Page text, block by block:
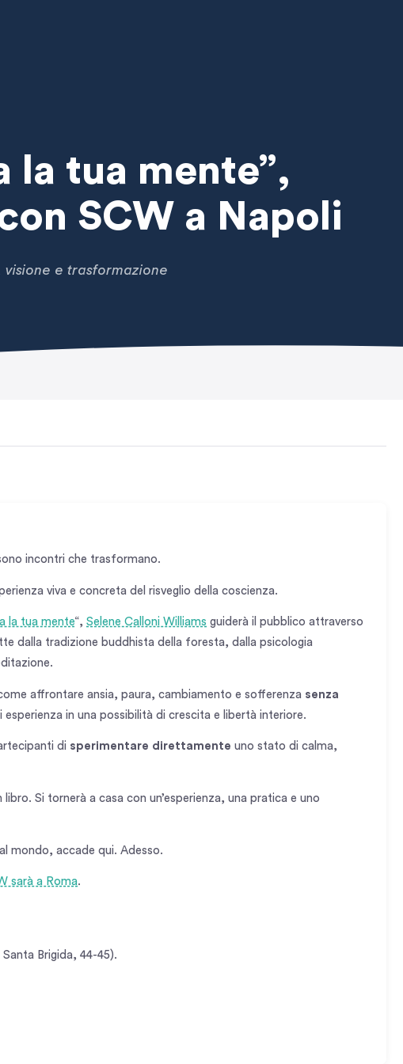
la tua mente”,
SCW a Napoli
e trasformazione
incontri che trasformano.
viva e concreta del risveglio della coscienza.
la tua mente“, Selene Calloni Williams guiderà il pubblico attraverso
dalla tradizione buddhista della foresta, dalla psicologia
affrontare ansia, paura, cambiamento e sofferenza senza
in una possibilità di crescita e libertà interiore.
di sperimentare direttamente uno stato di calma,
Si tornerà a casa con un’esperienza, una pratica e uno
mondo, accade qui. Adesso.
sarà a Roma.
Santa Brigida, 44-45).